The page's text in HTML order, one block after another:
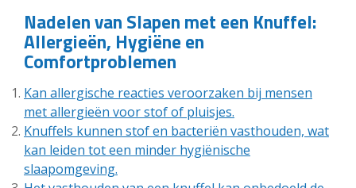
Nadelen van Slapen met een Knuffel:
Allergieën, Hygiëne en
Comfortproblemen
Kan allergische reacties veroorzaken bij mensen
met allergieën voor stof of pluisjes.
Knuffels kunnen stof en bacteriën vasthouden, wat
kan leiden tot een minder hygiënische
slaapomgeving.